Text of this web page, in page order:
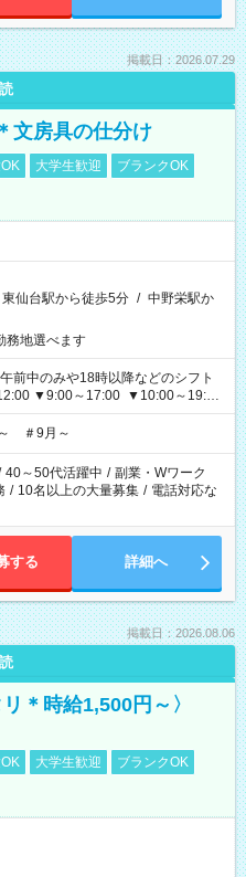
掲載日：2026.07.29
文房具の仕分け
大学生歓迎
ブランクOK
東仙台駅から徒歩5分 / 中野栄駅か
地選べます
前中のみや18時以降などのシフト
▼9:00～17:00 ▼10:00～19:00
＃9月～
40～50代活躍中 / 副業・Wワーク
/ 10名以上の大量募集 / 電話対応な
する 詳細へ
掲載日：2026.08.06
＊時給1,500円～〉
大学生歓迎
ブランクOK